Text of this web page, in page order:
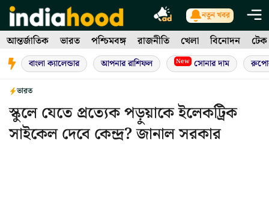
Skip
to
content
নতুন খবর
আন্তর্জাতিক ভারত পশ্চিমবঙ্গ রাজনীতি খেলা বিনোদন টেক
বাংলা ক্যালেন্ডার আপনার রাশিফল New সোনার দাম
ভারত
স্কুলে যেতে প্রত্যেক পড়ুয়াকে ইলেকট্রিক
সাইকেল দেবে কেন্দ্র? জানাল সরকার